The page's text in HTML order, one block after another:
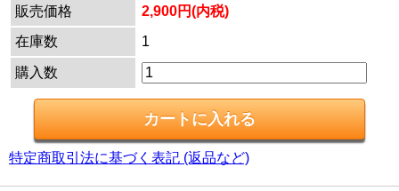
販売価格
2,900円(内税)
在庫数
1
購入数
特定商取引法に基づく表記 (返品など)